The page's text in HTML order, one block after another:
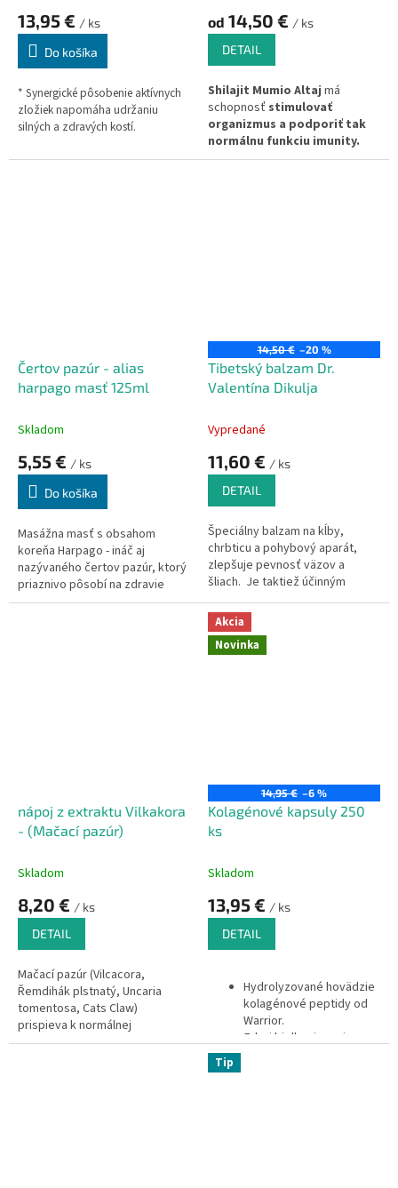
13,95 € / ks
Do košíka
* Synergické pôsobenie aktívnych
zložiek napomáha udržaniu
silných a zdravých kostí.
od 14,50 € / ks
DETAIL
Shilajit Mumio Altaj má
schopnosť stimulovať
organizmus a podporiť tak
normálnu funkciu imunity.
Teraz na trhu v "tekutej"
Čertov pazúr - alias
harpago masť 125ml
Skladom
5,55 € / ks
Do košíka
Masážna masť s obsahom
koreňa Harpago - ináč aj
nazývaného čertov pazúr, ktorý
priaznivo pôsobí na zdravie
kĺbov. Má utišujúci,
14,50 € –20 %
Tibetský balzam Dr.
Valentína Dikulja
Vypredané
11,60 € / ks
DETAIL
Špeciálny balzam na kĺby,
chrbticu a pohybový aparát,
zlepšuje pevnosť väzov a
šliach. Je taktiež účinným
prostriedkom na prevenciu
pred ochorením kĺbov a
chrbtice
nápoj z extraktu Vilkakora
- (Mačací pazúr)
Skladom
8,20 € / ks
DETAIL
Mačací pazúr (Vilcacora,
Řemdihák plstnatý, Uncaria
tomentosa, Cats Claw)
prispieva k normálnej
funkcii imunity a k normálnemu
Akcia
Novinka
14,95 € –6 %
Kolagénové kapsuly 250
ks
Skladom
13,95 € / ks
DETAIL
Hydrolyzované hovädzie
kolagénové peptidy od
Warrior.
Zdroj bielkovinovej
Tip